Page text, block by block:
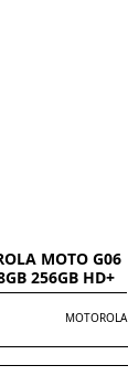
MOTO G06
256GB HD+
MOTOROLA